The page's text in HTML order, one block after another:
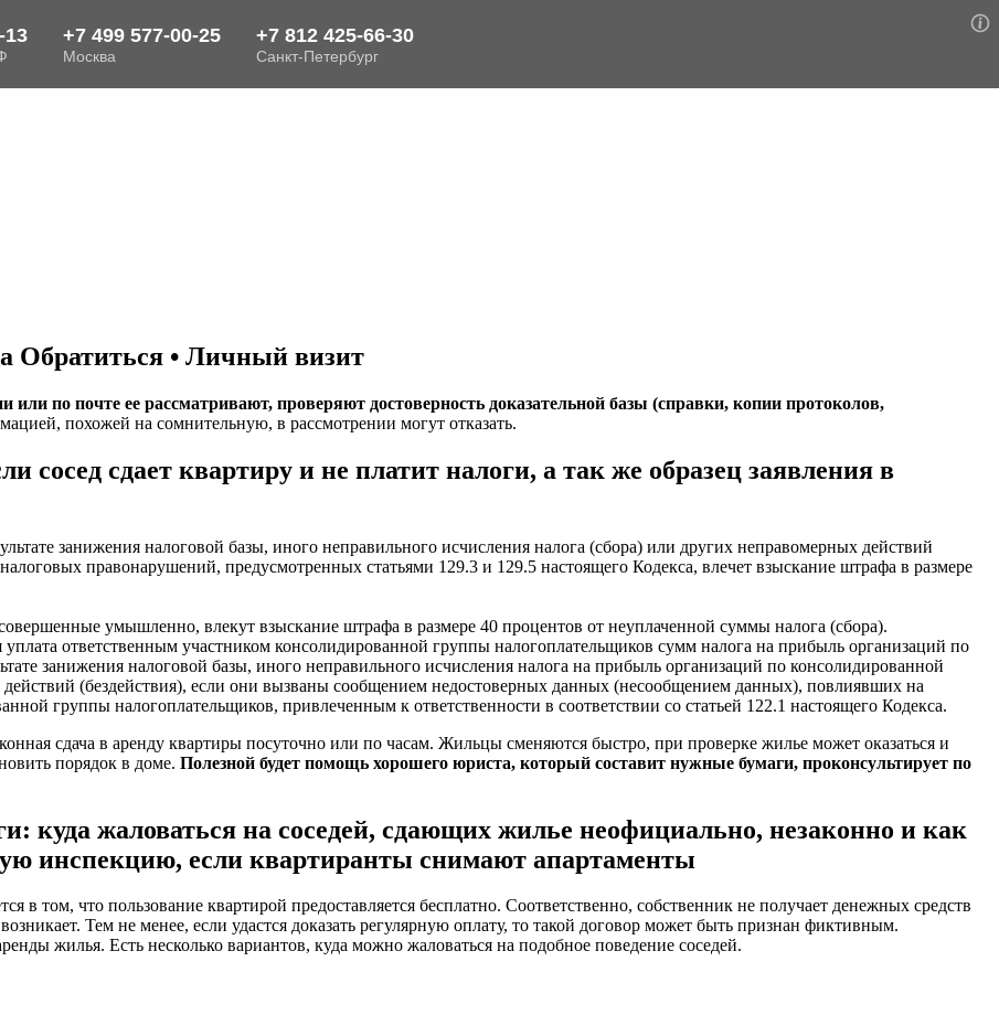
Обратиться • Личный визит
по почте ее рассматривают, проверяют достоверность доказательной базы (справки, копии протоколов,
похожей на сомнительную, в рассмотрении могут отказать.
сосед сдает квартиру и не платит налоги, а так же образец заявления в
занижения налоговой базы, иного неправильного исчисления налога (сбора) или других неправомерных действий
правонарушений, предусмотренных статьями 129.3 и 129.5 настоящего Кодекса, влечет взыскание штрафа в размере
умышленно, влекут взыскание штрафа в размере 40 процентов от неуплаченной суммы налога (сбора).
ответственным участником консолидированной группы налогоплательщиков сумм налога на прибыль организаций по
занижения налоговой базы, иного неправильного исчисления налога на прибыль организаций по консолидированной
(бездействия), если они вызваны сообщением недостоверных данных (несообщением данных), повлиявших на
группы налогоплательщиков, привлеченным к ответственности в соответствии со статьей 122.1 настоящего Кодекса.
сдача в аренду квартиры посуточно или по часам. Жильцы сменяются быстро, при проверке жилье может оказаться и
порядок в доме. Полезной будет помощь хорошего юриста, который составит нужные бумаги, проконсультирует по
куда жаловаться на соседей, сдающих жилье неофициально, незаконно и как
инспекцию, если квартиранты снимают апартаменты
в том, что пользование квартирой предоставляется бесплатно. Соответственно, собственник не получает денежных средств
Тем не менее, если удастся доказать регулярную оплату, то такой договор может быть признан фиктивным.
жилья. Есть несколько вариантов, куда можно жаловаться на подобное поведение соседей.